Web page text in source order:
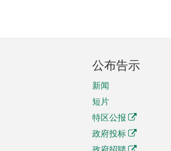
公布告示
新闻
短片
特区公报
政府投标